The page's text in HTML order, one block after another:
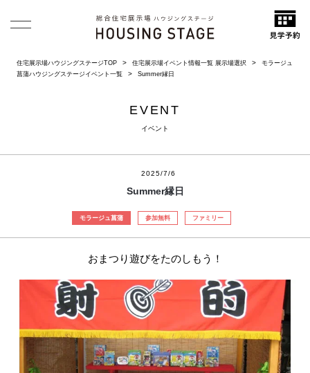
住宅展示場ハウジングステージTOP 住宅展示場イベント情報一覧 展示場選択
モラージュ
菖蒲ハウジングステージイベント一覧
Summer縁日
EVENT
イベント
2025/7/6
Summer縁日
モラージュ菖蒲 参加無料 ファミリー
おまつり遊びをたのしもう！